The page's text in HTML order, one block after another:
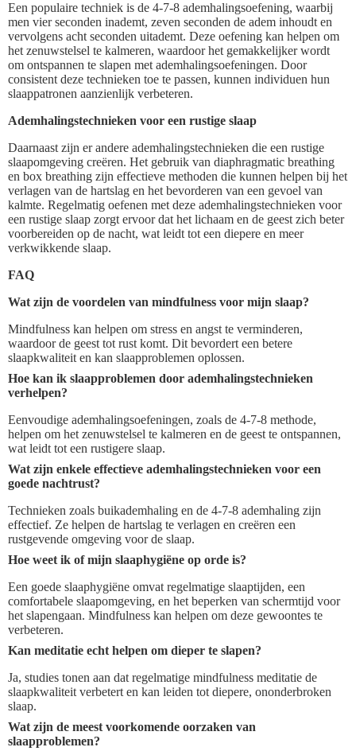
Een populaire techniek is de 4-7-8 ademhalingsoefening, waarbij
men vier seconden inademt, zeven seconden de adem inhoudt en
vervolgens acht seconden uitademt. Deze oefening kan helpen om
het zenuwstelsel te kalmeren, waardoor het gemakkelijker wordt
om ontspannen te slapen met ademhalingsoefeningen. Door
consistent deze technieken toe te passen, kunnen individuen hun
slaappatronen aanzienlijk verbeteren.
Ademhalingstechnieken voor een rustige slaap
Daarnaast zijn er andere ademhalingstechnieken die een rustige
slaapomgeving creëren. Het gebruik van diaphragmatic breathing
en box breathing zijn effectieve methoden die kunnen helpen bij het
verlagen van de hartslag en het bevorderen van een gevoel van
kalmte. Regelmatig oefenen met deze ademhalingstechnieken voor
een rustige slaap zorgt ervoor dat het lichaam en de geest zich beter
voorbereiden op de nacht, wat leidt tot een diepere en meer
verkwikkende slaap.
FAQ
Wat zijn de voordelen van mindfulness voor mijn slaap?
Mindfulness kan helpen om stress en angst te verminderen,
waardoor de geest tot rust komt. Dit bevordert een betere
slaapkwaliteit en kan slaapproblemen oplossen.
Hoe kan ik slaapproblemen door ademhalingstechnieken
verhelpen?
Eenvoudige ademhalingsoefeningen, zoals de 4-7-8 methode,
helpen om het zenuwstelsel te kalmeren en de geest te ontspannen,
wat leidt tot een rustigere slaap.
Wat zijn enkele effectieve ademhalingstechnieken voor een
goede nachtrust?
Technieken zoals buikademhaling en de 4-7-8 ademhaling zijn
effectief. Ze helpen de hartslag te verlagen en creëren een
rustgevende omgeving voor de slaap.
Hoe weet ik of mijn slaaphygiëne op orde is?
Een goede slaaphygiëne omvat regelmatige slaaptijden, een
comfortabele slaapomgeving, en het beperken van schermtijd voor
het slapengaan. Mindfulness kan helpen om deze gewoontes te
verbeteren.
Kan meditatie echt helpen om dieper te slapen?
Ja, studies tonen aan dat regelmatige mindfulness meditatie de
slaapkwaliteit verbetert en kan leiden tot diepere, ononderbroken
slaap.
Wat zijn de meest voorkomende oorzaken van
slaapproblemen?